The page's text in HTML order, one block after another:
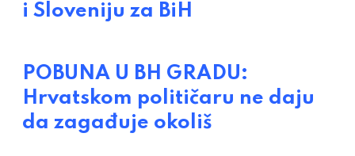
i Sloveniju za BiH
POBUNA U BH GRADU:
Hrvatskom političaru ne daju
da zagađuje okoliš